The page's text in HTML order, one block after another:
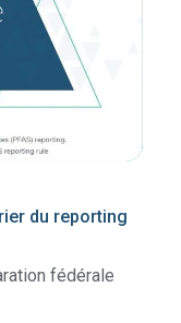
du reporting
fédérale